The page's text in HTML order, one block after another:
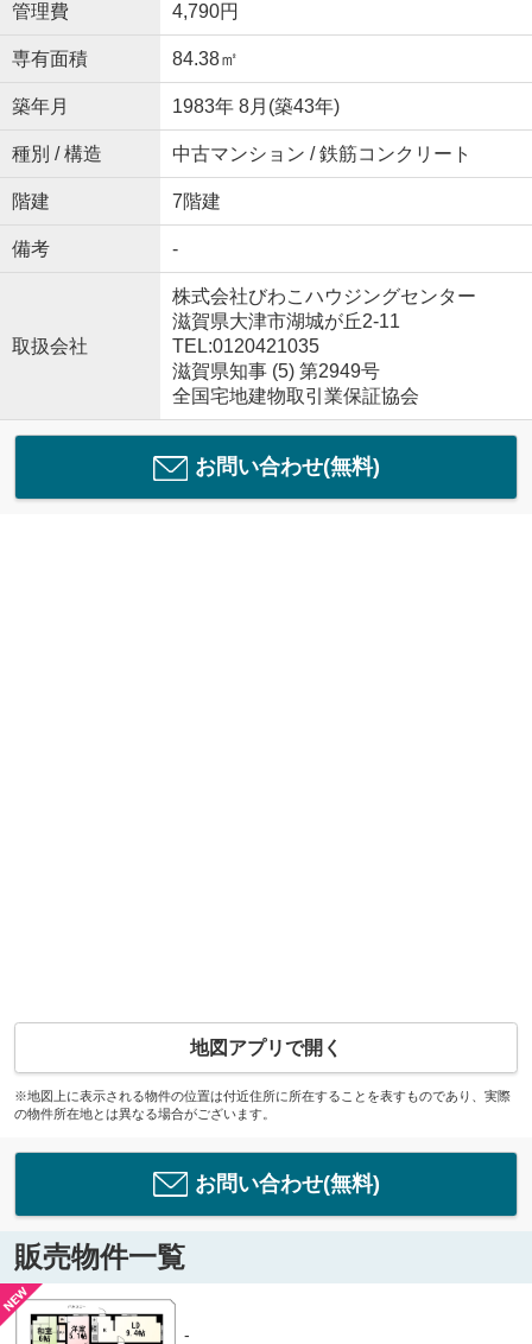
管理費 4,790円
専有面積 84.38㎡
築年月 1983年 8月(築43年)
種別 / 構造 中古マンション / 鉄筋コンクリート
階建 7階建
備考 -
取扱会社
株式会社びわこハウジングセンター
滋賀県大津市湖城が丘2-11
TEL:0120421035
滋賀県知事 (5) 第2949号
全国宅地建物取引業保証協会
お問い合わせ(無料)
地図アプリで開く
※地図上に表示される物件の位置は付近住所に所在することを表すものであり、実際
の物件所在地とは異なる場合がございます。
お問い合わせ(無料)
販売物件一覧
-